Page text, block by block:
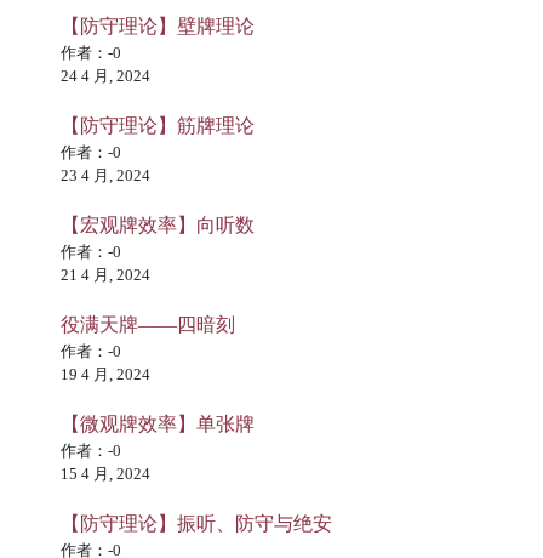
【防守理论】壁牌理论
作者：-0
24 4 月, 2024
【防守理论】筋牌理论
作者：-0
23 4 月, 2024
【宏观牌效率】向听数
作者：-0
21 4 月, 2024
役满天牌——四暗刻
作者：-0
19 4 月, 2024
【微观牌效率】单张牌
作者：-0
15 4 月, 2024
【防守理论】振听、防守与绝安
作者：-0